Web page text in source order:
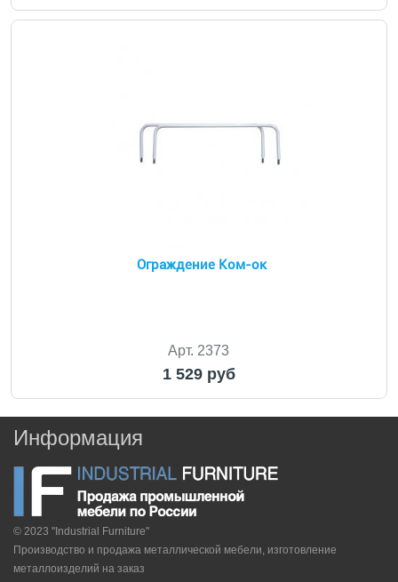
Ограждение Ком-ок
Арт. 2373
1 529 руб
Информация
© 2023 "Industrial Furniture"
Производство и продажа металлической мебели, изготовление
металлоизделий на заказ